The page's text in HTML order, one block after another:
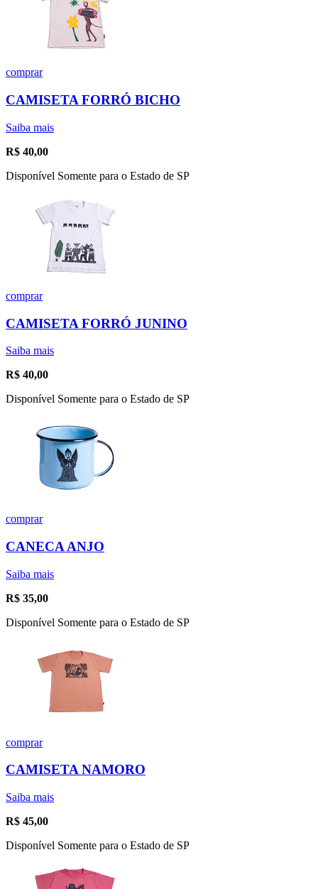
comprar
CAMISETA FORRÓ BICHO
Saiba mais
R$ 40,00
Disponível Somente para o Estado de SP
comprar
CAMISETA FORRÓ JUNINO
Saiba mais
R$ 40,00
Disponível Somente para o Estado de SP
comprar
CANECA ANJO
Saiba mais
R$ 35,00
Disponível Somente para o Estado de SP
comprar
CAMISETA NAMORO
Saiba mais
R$ 45,00
Disponível Somente para o Estado de SP